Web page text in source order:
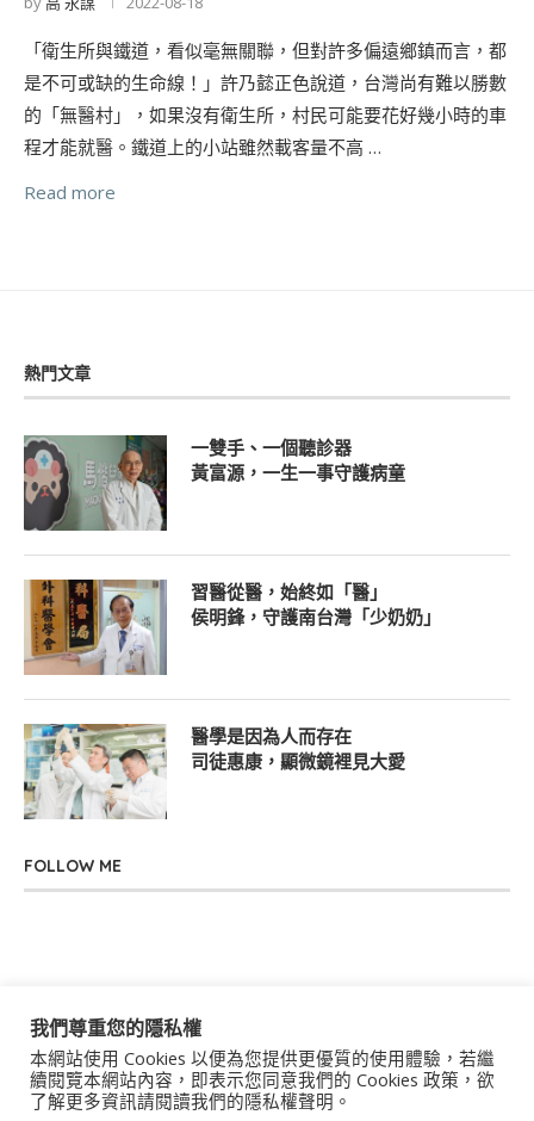
「衛生所與鐵道，看似毫無關聯，但對許多偏遠鄉鎮而言，都
是不可或缺的生命線！」許乃懿正色說道，台灣尚有難以勝數
的「無醫村」，如果沒有衛生所，村民可能要花好幾小時的車
程才能就醫。鐵道上的小站雖然載客量不高 …
Read more
熱門文章
一雙手、一個聽診器
黃富源，一生一事守護病童
習醫從醫，始終如「醫」
侯明鋒，守護南台灣「少奶奶」
醫學是因為人而存在
司徒惠康，顯微鏡裡見大愛
FOLLOW ME
關於我們 聯絡我們 服務條款 隱私權政策
著作權聲明 作者群
我們尊重您的隱私權
本網站使用 Cookies 以便為您提供更優質的使用體驗，若繼
續閱覽本網站內容，即表示您同意我們的 Cookies 政策，欲
了解更多資訊請閱讀我們的隱私權聲明。